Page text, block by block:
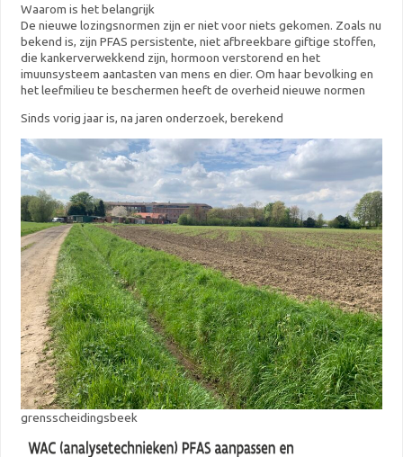
Waarom is het belangrijk
De nieuwe lozingsnormen zijn er niet voor niets gekomen. Zoals nu
bekend is, zijn PFAS persistente, niet afbreekbare giftige stoffen,
die kankerverwekkend zijn, hormoon verstorend en het
imuunsysteem aantasten van mens en dier. Om haar bevolking en
het leefmilieu te beschermen heeft de overheid nieuwe normen
Sinds vorig jaar is, na jaren onderzoek, berekend
grensscheidingsbeek